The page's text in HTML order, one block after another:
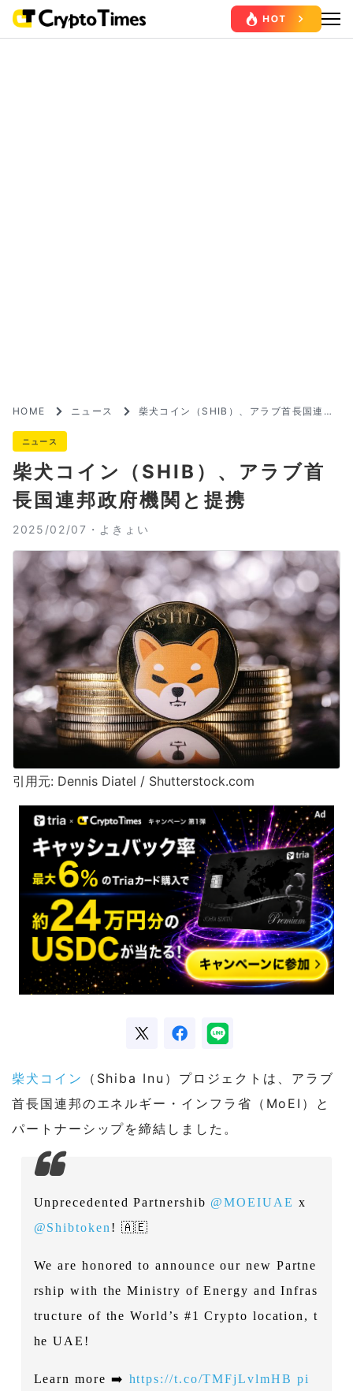
HOME ニュース
柴犬コイン（SHIB）、アラブ首長国連邦
ニュース
柴犬コイン（SHIB）、アラブ首
長国連邦政府機関と提携
2025/02/07・ よきょい
引用元: Dennis Diatel / Shutterstock.com
柴犬コイン
（Shiba Inu）プロジェクトは、アラブ
首長国連邦のエネルギー・インフラ省（MoEI）と
パートナーシップを締結しました。
Unprecedented Partnershib @MOEIUAE x
@Shibtoken ! 🇦🇪
We are honored to announce our new Partne
rship with the Ministry of Energy and Infras
tructure of the World’s #1 Crypto location, t
he UAE!
Learn more ➡️ https://t.co/TMFjLvlmHB pi